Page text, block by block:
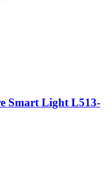
Smart Light L513-​